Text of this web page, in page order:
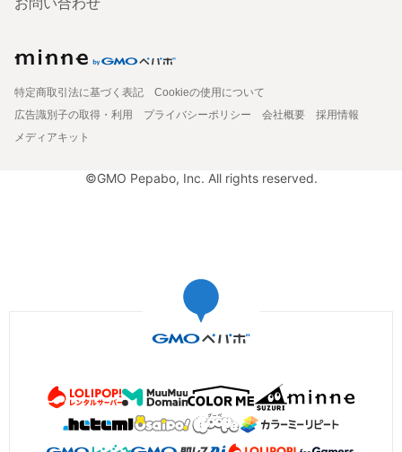
特定商取引法に基づく表記
Cookieの使用について
広告識別子の取得・利用
プライバシーポリシー 会社概要
採用情報
メディアキット
©GMO Pepabo, Inc. All rights reserved.